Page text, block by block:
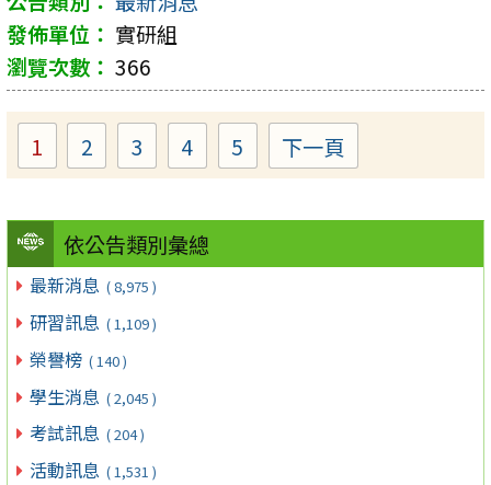
依公告類別彙總
最新消息 ( 8,975 )
研習訊息 ( 1,109 )
榮譽榜 ( 140 )
學生消息 ( 2,045 )
考試訊息 ( 204 )
活動訊息 ( 1,531 )
實研組
366
Page
1 Page
2 Page
3 Page
4 Page
5 下一頁